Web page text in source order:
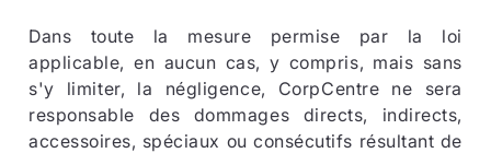
Dans toute la mesure permise par la loi
applicable, en aucun cas, y compris, mais sans
s'y limiter, la négligence, CorpCentre ne sera
responsable des dommages directs, indirects,
accessoires, spéciaux ou consécutifs résultant de